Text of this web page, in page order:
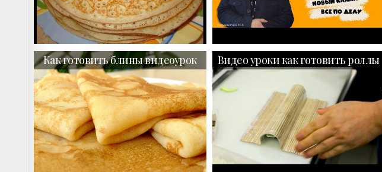
Как готовить блины видеоурок Видео уроки как готовить роллы